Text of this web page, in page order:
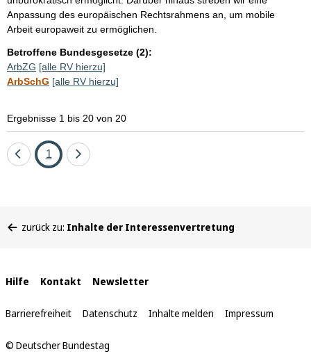
Anpassung des europäischen Rechtsrahmens an, um mobile
Arbeit europaweit zu ermöglichen.
Betroffene Bundesgesetze (2):
ArbZG [alle RV hierzu]
ArbSchG [alle RV hierzu]
Ergebnisse 1 bis 20 von 20
EineSeite
1
Eine
befinden
zurück zu: Inhalte der Interessenvertretung
Interne
Links
Hilfe Kontakt Newsletter
Barrierefreiheit Datenschutz Inhalte melden Impressum
© Deutscher Bundestag